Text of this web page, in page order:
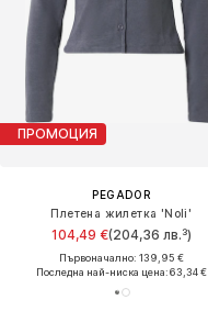
ПРОМОЦИЯ
PEGADOR
Плетена жилетка 'Noli'
104,49 €(204,36 лв.³)
Първоначално: 139,95 €
Последна най-ниска цена:63,34 €